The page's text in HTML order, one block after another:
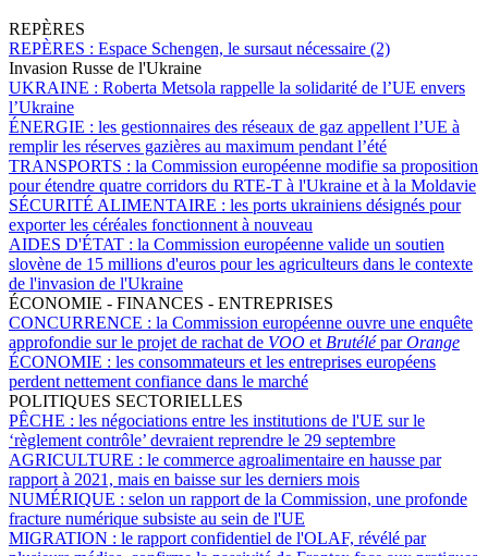
REPÈRES
REPÈRES : Espace Schengen, le sursaut nécessaire (2)
Invasion Russe de l'Ukraine
UKRAINE : Roberta Metsola rappelle la solidarité de l’UE envers
l’Ukraine
ÉNERGIE : les gestionnaires des réseaux de gaz appellent l’UE à
remplir les réserves gazières au maximum pendant l’été
TRANSPORTS : la Commission européenne modifie sa proposition
pour étendre quatre corridors du RTE-T à l'Ukraine et à la Moldavie
SÉCURITÉ ALIMENTAIRE : les ports ukrainiens désignés pour
exporter les céréales fonctionnent à nouveau
AIDES D'ÉTAT : la Commission européenne valide un soutien
slovène de 15 millions d'euros pour les agriculteurs dans le contexte
de l'invasion de l'Ukraine
ÉCONOMIE - FINANCES - ENTREPRISES
CONCURRENCE : la Commission européenne ouvre une enquête
approfondie sur le projet de rachat de VOO et BrutéléparOrange
ÉCONOMIE : les consommateurs et les entreprises européens
perdent nettement confiance dans le marché
POLITIQUES SECTORIELLES
PÊCHE : les négociations entre les institutions de l'UE sur le
‘règlement contrôle’ devraient reprendre le 29 septembre
AGRICULTURE : le commerce agroalimentaire en hausse par
rapport à 2021, mais en baisse sur les derniers mois
NUMÉRIQUE : selon un rapport de la Commission, une profonde
fracture numérique subsiste au sein de l'UE
MIGRATION : le rapport confidentiel de l'OLAF, révélé par